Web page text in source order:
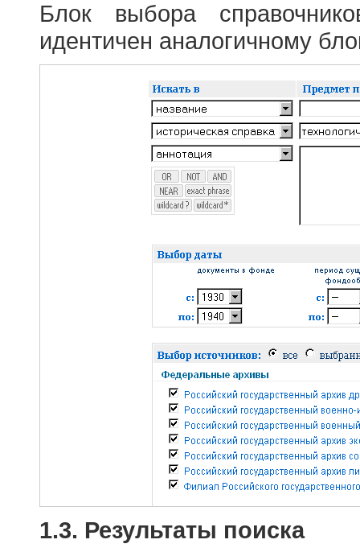
Блок выбора
идентичен аналогичному
1.3. Результаты поиска